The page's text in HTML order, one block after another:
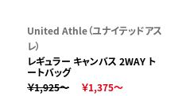
United Athle（ユナイテッドアス
レ）
レギュラー キャンバス 2WAY ト
ートバッグ
￥1,925～
￥1,375～